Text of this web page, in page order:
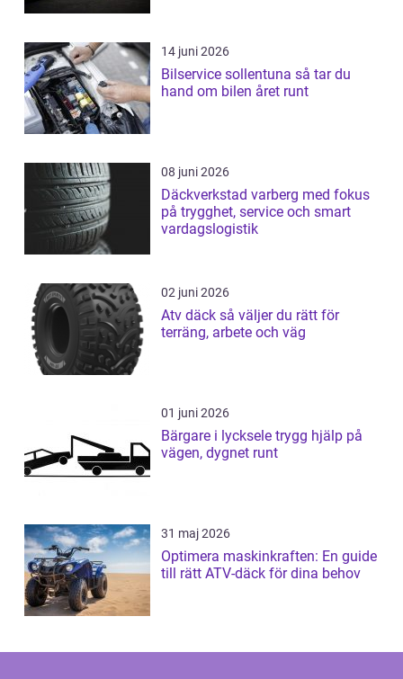
14 juni 2026
Bilservice sollentuna så tar du
hand om bilen året runt
08 juni 2026
Däckverkstad varberg med fokus
på trygghet, service och smart
vardagslogistik
02 juni 2026
Atv däck så väljer du rätt för
terräng, arbete och väg
01 juni 2026
Bärgare i lycksele trygg hjälp på
vägen, dygnet runt
31 maj 2026
Optimera maskinkraften: En guide
till rätt ATV-däck för dina behov